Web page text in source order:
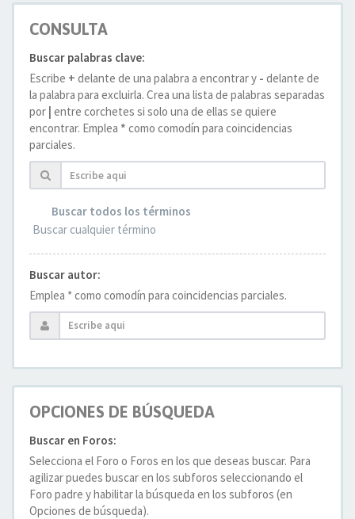
CONSULTA
Buscar palabras clave:
Escribe + delante de una palabra a encontrar y - delante de
la palabra para excluirla. Crea una lista de palabras separadas
por | entre corchetes si solo una de ellas se quiere
encontrar. Emplea * como comodín para coincidencias
parciales.
Buscar todos los términos
Buscar cualquier término
Buscar autor:
Emplea * como comodín para coincidencias parciales.
OPCIONES DE BÚSQUEDA
Buscar en Foros:
Selecciona el Foro o Foros en los que deseas buscar. Para
agilizar puedes buscar en los subforos seleccionando el
Foro padre y habilitar la búsqueda en los subforos (en
Opciones de búsqueda).